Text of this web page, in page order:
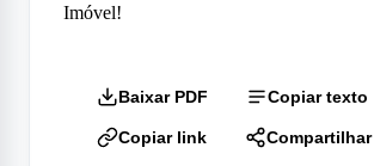
Imóvel!
Baixar PDF Copiar texto
Copiar link Compartilhar